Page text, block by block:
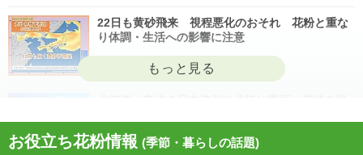
22日も黄砂飛来 視程悪化のおそれ 花粉と重な
り体調・生活への影響に注意
2026/04/21
お役立ち花粉情報 (季節・暮らしの話題)